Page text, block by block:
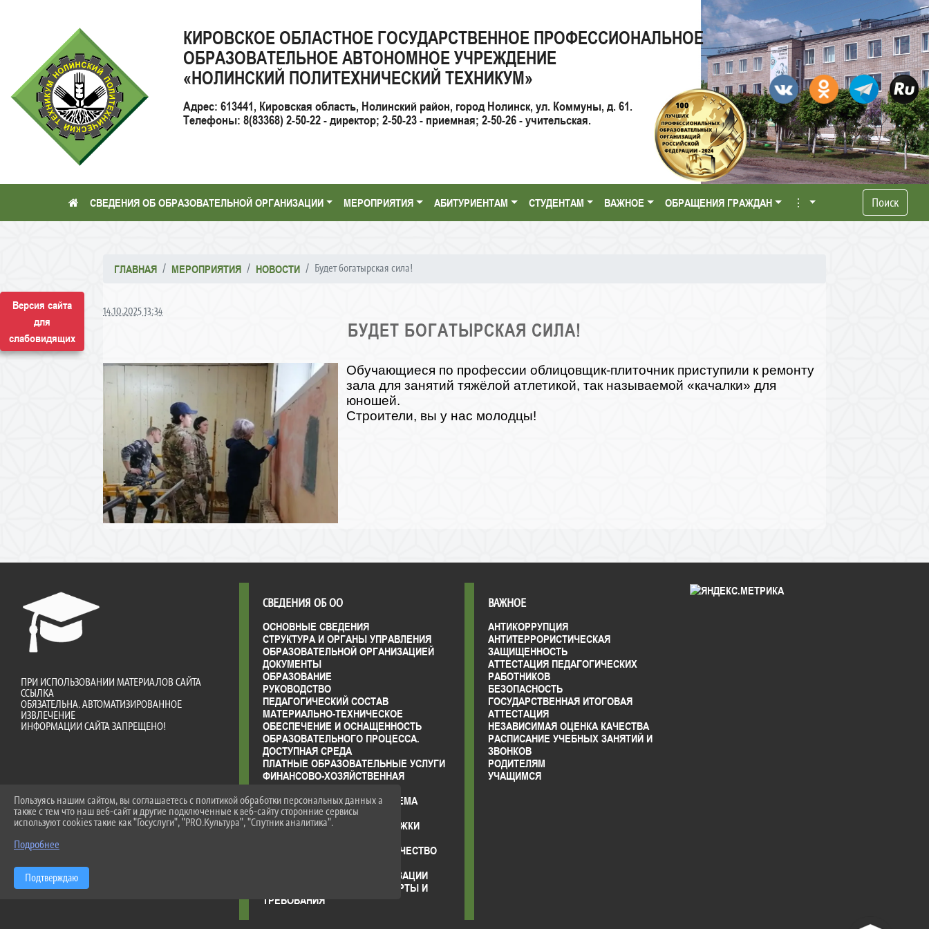
Версия сайта
для
слабовидящих
КИРОВСКОЕ ОБЛАСТНОЕ ГОСУДАРСТВЕННОЕ ПРОФЕССИОНАЛЬНОЕ
ОБРАЗОВАТЕЛЬНОЕ АВТОНОМНОЕ УЧРЕЖДЕНИЕ
«НОЛИНСКИЙ ПОЛИТЕХНИЧЕСКИЙ ТЕХНИКУМ»
Адрес: 613441, Кировская область, Нолинский район, город Нолинск, ул. Коммуны, д. 61.
Телефоны: 8(83368) 2-50-22 - директор; 2-50-23 - приемная; 2-50-26 - учительская.
СВЕДЕНИЯ ОБ ОБРАЗОВАТЕЛЬНОЙ ОРГАНИЗАЦИИ МЕРОПРИЯТИЯ АБИТУРИЕНТАМ СТУДЕНТАМ ВАЖНОЕ ОБРАЩЕНИЯ ГРАЖДАН ⋮ Поиск
ГЛАВНАЯ МЕРОПРИЯТИЯ НОВОСТИ Будет богатырская сила!
14.10.2025 13:34
БУДЕТ БОГАТЫРСКАЯ СИЛА!
Обучающиеся по профессии облицовщик-плиточник приступили к ремонту
зала для занятий тяжёлой атлетикой, так называемой «качалки» для
юношей.
Строители, вы у нас молодцы!
ПРИ ИСПОЛЬЗОВАНИИ МАТЕРИАЛОВ САЙТА
ССЫЛКА
ОБЯЗАТЕЛЬНА. АВТОМАТИЗИРОВАННОЕ
ИЗВЛЕЧЕНИЕ
ИНФОРМАЦИИ САЙТА ЗАПРЕЩЕНО!
СВЕДЕНИЯ ОБ ОО
ОСНОВНЫЕ СВЕДЕНИЯ
СТРУКТУРА И ОРГАНЫ УПРАВЛЕНИЯ
ОБРАЗОВАТЕЛЬНОЙ ОРГАНИЗАЦИЕЙ
ДОКУМЕНТЫ
ОБРАЗОВАНИЕ
РУКОВОДСТВО
ПЕДАГОГИЧЕСКИЙ СОСТАВ
МАТЕРИАЛЬНО-ТЕХНИЧЕСКОЕ
ОБЕСПЕЧЕНИЕ И ОСНАЩЕННОСТЬ
ОБРАЗОВАТЕЛЬНОГО ПРОЦЕССА.
ДОСТУПНАЯ СРЕДА
ПЛАТНЫЕ ОБРАЗОВАТЕЛЬНЫЕ УСЛУГИ
ФИНАНСОВО-ХОЗЯЙСТВЕННАЯ
ВАКАНТНЫЕ МЕСТА ДЛЯ ПРИЕМА
(ПЕРЕВОДА) ОБУЧАЮЩИХСЯ
СТИПЕНДИИ И МЕРЫ ПОДДЕРЖКИ
МЕЖДУНАРОДНОЕ СОТРУДНИЧЕСТВО
ОБРАЗОВАТЕЛЬНОЙ ОРГАНИЗАЦИИ
ОБРАЗОВАТЕЛЬНЫЕ СТАНДАРТЫ И
ТРЕБОВАНИЯ
ВАЖНОЕ
АНТИКОРРУПЦИЯ
АНТИТЕРРОРИСТИЧЕСКАЯ
ЗАЩИЩЕННОСТЬ
АТТЕСТАЦИЯ ПЕДАГОГИЧЕСКИХ
РАБОТНИКОВ
БЕЗОПАСНОСТЬ
ГОСУДАРСТВЕННАЯ ИТОГОВАЯ
АТТЕСТАЦИЯ
НЕЗАВИСИМАЯ ОЦЕНКА КАЧЕСТВА
РАСПИСАНИЕ УЧЕБНЫХ ЗАНЯТИЙ И
ЗВОНКОВ
РОДИТЕЛЯМ
УЧАЩИМСЯ
Пользуясь нашим сайтом, вы соглашаетесь с политикой обработки персональных данных а
также с тем что наш веб-сайт и другие подключенные к веб-сайту сторонние сервисы
используют cookies такие как "Госуслуги", "PRO.Культура", "Спутник аналитика".
Подробнее
Подтверждаю